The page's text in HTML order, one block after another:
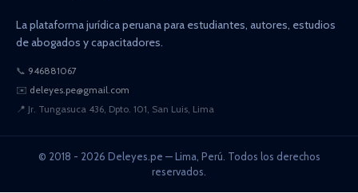
La plataforma jurídica peruana para estudiantes, autores, estudios
de abogados y capacitadores.
📞 946881067
✉️ deleyes.pe@gmail.com
📍 Jr. Tungasuca 436, Dpto. 101, San Luis, Lima
© 2018 - 2026 Deleyes.pe — Lima, Perú. Todos los derechos
reservados.